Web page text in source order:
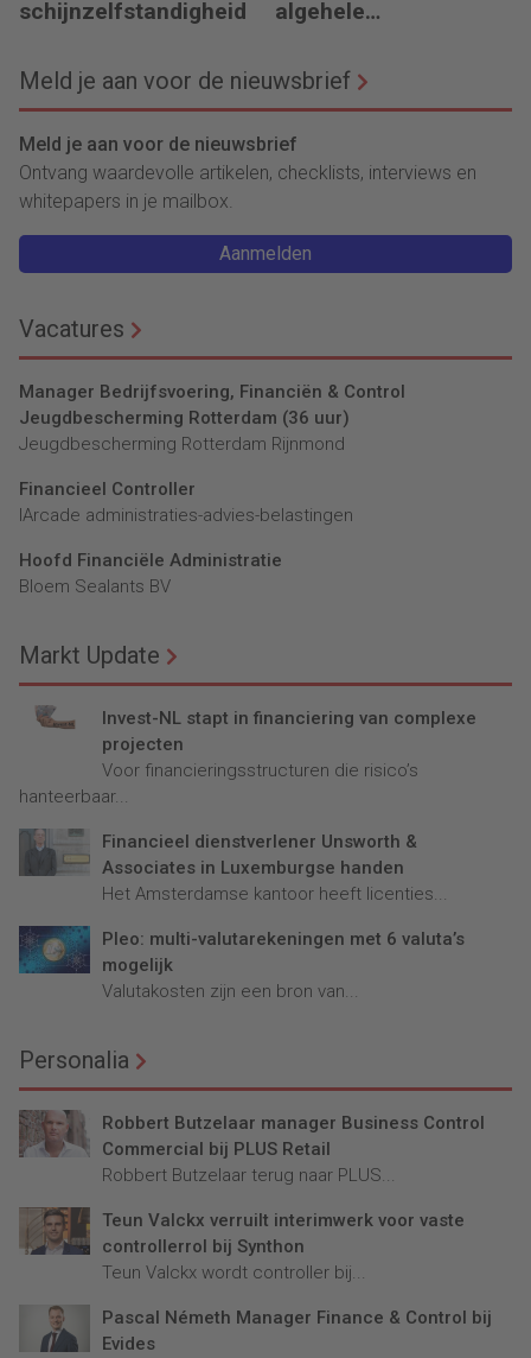
schijnzelfstandigheid
algehele
Meld je aan voor de nieuwsbrief
Meld je aan voor de nieuwsbrief
Ontvang waardevolle artikelen, checklists, interviews en
whitepapers in je mailbox.
Aanmelden
Vacatures
Manager Bedrijfsvoering, Financiën & Control
Jeugdbescherming Rotterdam (36 uur)
Jeugdbescherming Rotterdam Rijnmond
Financieel Controller
lArcade administraties-advies-belastingen
Hoofd Financiële Administratie
Bloem Sealants BV
Markt Update
Invest-NL stapt in financiering van complexe
projecten
Voor financieringsstructuren die risico’s
hanteerbaar...
Financieel dienstverlener Unsworth &
Associates in Luxemburgse handen
Het Amsterdamse kantoor heeft licenties...
Pleo: multi-valutarekeningen met 6 valuta’s
mogelijk
Valutakosten zijn een bron van...
Personalia
Robbert Butzelaar manager Business Control
Commercial bij PLUS Retail
Robbert Butzelaar terug naar PLUS...
Teun Valckx verruilt interimwerk voor vaste
controllerrol bij Synthon
Teun Valckx wordt controller bij...
Pascal Németh Manager Finance & Control bij
Evides